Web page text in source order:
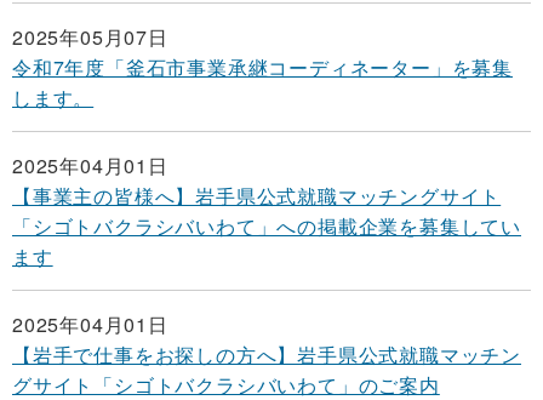
2025年05月07日
令和7年度「釜石市事業承継コーディネーター」を募集
します。
2025年04月01日
【事業主の皆様へ】岩手県公式就職マッチングサイト
「シゴトバクラシバいわて」への掲載企業を募集してい
ます
2025年04月01日
【岩手で仕事をお探しの方へ】岩手県公式就職マッチン
グサイト「シゴトバクラシバいわて」のご案内